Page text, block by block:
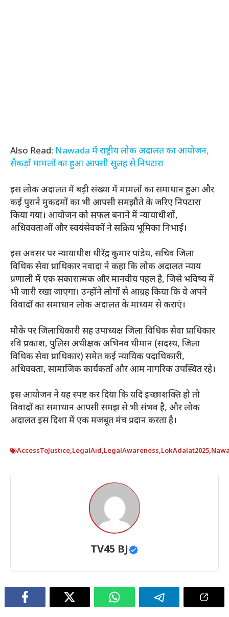
Also Read: Nawada में राष्ट्रीय लोक अदालत का आयोजन,
सैकड़ों मामलों का हुआ आपसी सुलह से निपटारा
इस लोक अदालत में बड़ी संख्या में मामलों का समाधान हुआ और
कई पुराने मुकदमों का भी आपसी समझौते के जरिए निपटारा
किया गया। आयोजन को सफल बनाने में न्यायाधीशों,
अधिवक्ताओं और स्वयंसेवकों ने सक्रिय भूमिका निभाई।
इस अवसर पर न्यायाधीश धीरेंद्र कुमार पांडेय, सचिव जिला
विधिक सेवा प्राधिकार नवादा ने कहा कि लोक अदालत न्याय
प्रणाली में एक सकारात्मक और मानवीय पहल है, जिसे भविष्य में
भी जारी रखा जाएगा। उन्होंने लोगों से आग्रह किया कि वे अपने
विवादों का समाधान लोक अदालत के माध्यम से कराएं।
मौके पर जिलाधिकारी सह उपाध्यक्ष जिला विधिक सेवा प्राधिकार
रवि प्रकाश, पुलिस अधीक्षक अभिनव धीमान (सदस्य, जिला
विधिक सेवा प्राधिकार) समेत कई न्यायिक पदाधिकारी,
अधिवक्ता, सामाजिक कार्यकर्ता और आम नागरिक उपस्थित रहे।
इस आयोजन ने यह स्पष्ट कर दिया कि यदि इच्छाशक्ति हो तो
विवादों का समाधान आपसी समझ से भी संभव है, और लोक
अदालत इस दिशा में एक मजबूत मंच प्रदान करता है।
AccessToJustice,LegalAid,LegalAwareness,LokAdalat2025,
TV45 BJ